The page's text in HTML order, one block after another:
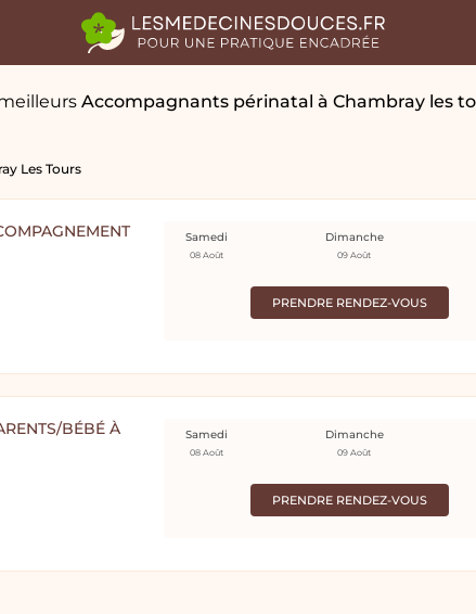
Accompagnants périnatal à Chambray les
Les Tours
PRENDRE RENDEZ-VOUS
Samedi
08 Août
Dimanche
09 Août
BÉBÉ À
PRENDRE RENDEZ-VOUS
Samedi
08 Août
Dimanche
09 Août